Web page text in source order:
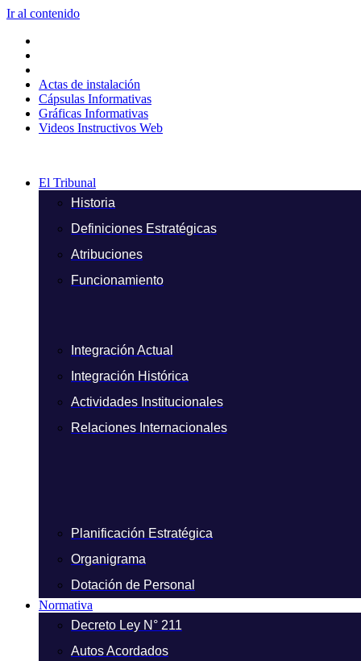
Ir al contenido
Actas de instalación
Cápsulas Informativas
Gráficas Informativas
Videos Instructivos Web
El Tribunal
Historia
Definiciones Estratégicas
Atribuciones
Funcionamiento
Integración Actual
Integración Histórica
Actividades Institucionales
Relaciones Internacionales
Planificación Estratégica
Organigrama
Dotación de Personal
Normativa
Decreto Ley N° 211
Autos Acordados